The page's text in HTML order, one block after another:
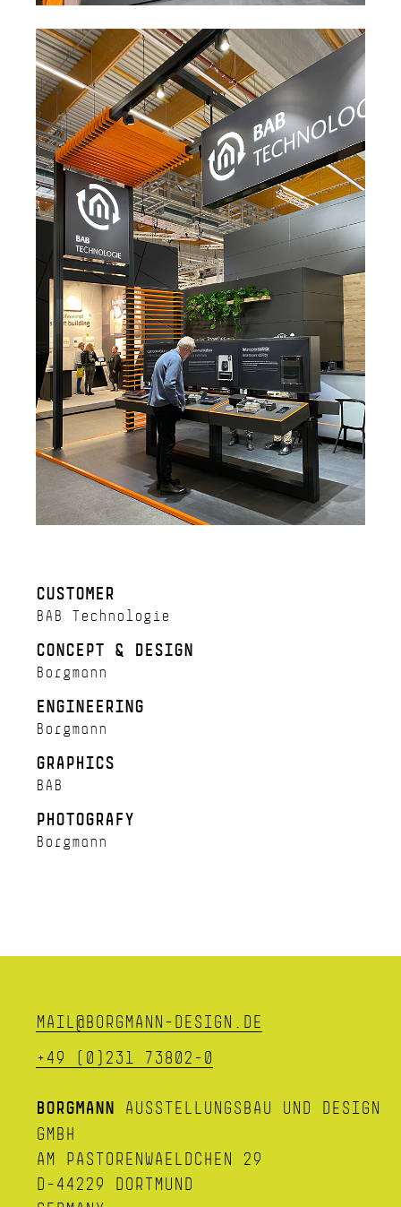
CUSTOMER
BAB Technologie
CONCEPT & DESIGN
Borgmann
ENGINEERING
Borgmann
GRAPHICS
BAB
PHOTOGRAFY
Borgmann
MAIL@BORGMANN-DESIGN.DE
+49 (0)231 73802-0
BORGMANN AUSSTELLUNGSBAU UND DESIGN
GMBH
AM PASTORENWAELDCHEN 29
D-44229 DORTMUND